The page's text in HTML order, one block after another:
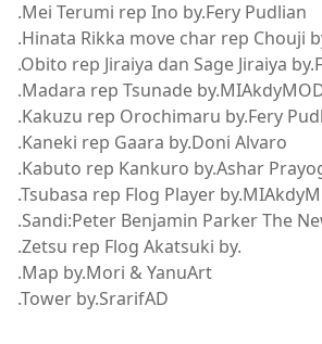
.Mei Terumi rep Ino by.Fery Pudlian
.Hinata Rikka move char rep Chouji
.Obito rep Jiraiya dan Sage Jiraiya
.Madara rep Tsunade
.Kakuzu rep Orochimaru by.Fery
.Kaneki rep Gaara by.Doni Alvaro
.Kabuto rep Kankuro by.Ashar
.Tsubasa rep Flog Player
.Sandi:Peter Benjamin Parker The
.Zetsu rep Flog Akatsuki by.
.Map by.Mori & YanuArt
.Tower by.SrarifAD